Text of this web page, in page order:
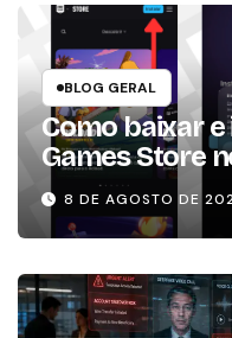
BLOG GERAL
Como baixar
Games Store
8 DE AGOSTO DE